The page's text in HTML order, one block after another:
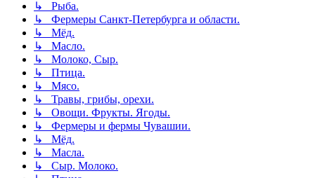
↳ Рыба.
↳ Фермеры Санкт-Петербурга и области.
↳ Мёд.
↳ Масло.
↳ Молоко, Сыр.
↳ Птица.
↳ Мясо.
↳ Травы, грибы, орехи.
↳ Овощи. Фрукты. Ягоды.
↳ Фермеры и фермы Чувашии.
↳ Мёд.
↳ Масла.
↳ Сыр. Молоко.